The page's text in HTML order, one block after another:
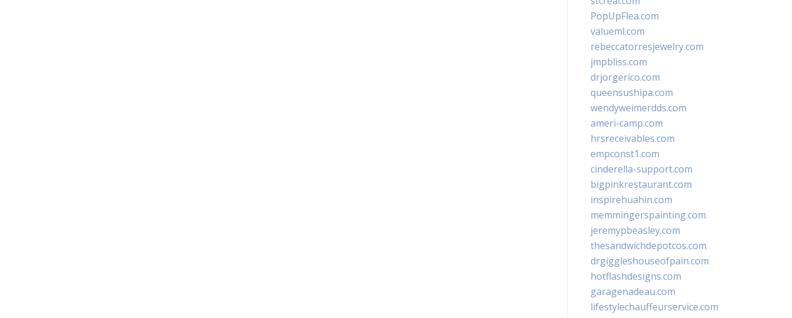
PopUpFlea.com
valueml.com
rebeccatorresjewelry.com
jmpbliss.com
drjorgerico.com
queensushipa.com
wendyweimerdds.com
ameri-camp.com
hrsreceivables.com
empconst1.com
cinderella-support.com
bigpinkrestaurant.com
inspirehuahin.com
memmingerspainting.com
jeremypbeasley.com
thesandwichdepotcos.com
drgiggleshouseofpain.com
hotflashdesigns.com
garagenadeau.com
lifestylechauffeurservice.com